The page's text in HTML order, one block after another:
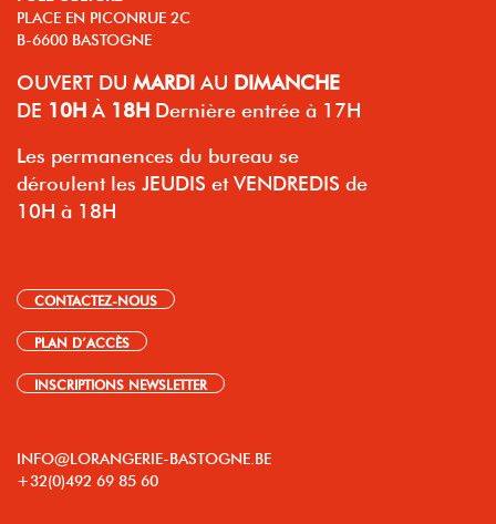
PLACE EN PICONRUE 2C
B-6600 BASTOGNE
OUVERT DU MARDI AU DIMANCHE
DE 10H À 18H Dernière entrée à 17H
Les permanences du bureau se
déroulent les JEUDIS et VENDREDIS de
10H à 18H
CONTACTEZ-NOUS
PLAN D’ACCÈS
INSCRIPTIONS NEWSLETTER
INFO@LORANGERIE-BASTOGNE.BE
+32(0)492 69 85 60